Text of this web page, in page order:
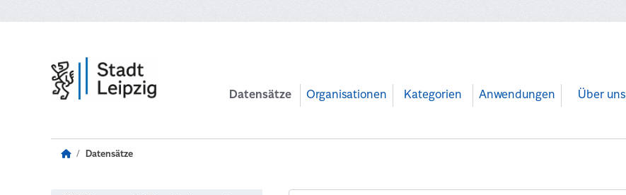
Datensätze Organisationen Kategorien Anwendungen Über uns
Datensätze